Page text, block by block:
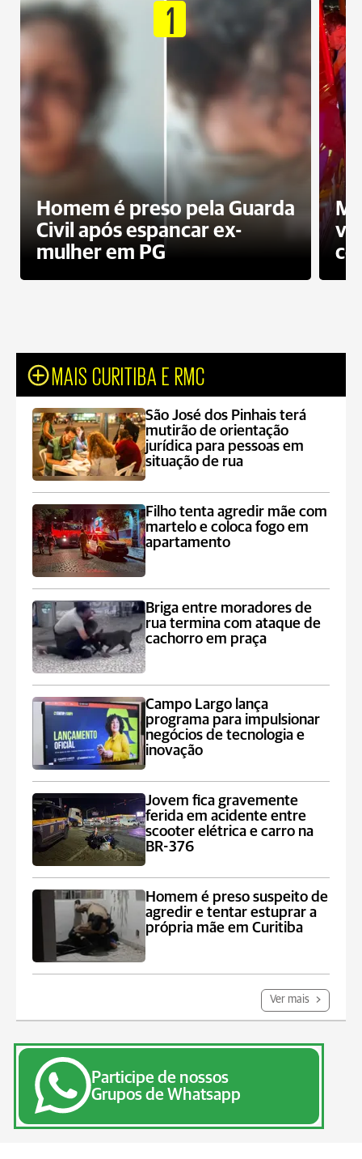
1
Homem é preso pela Guarda
Civil após espancar ex-
mulher em PG
MAIS CURITIBA E RMC
São José dos Pinhais terá
mutirão de orientação
jurídica para pessoas em
situação de rua
Filho tenta agredir mãe com
martelo e coloca fogo em
apartamento
Briga entre moradores de
rua termina com ataque de
cachorro em praça
Campo Largo lança
programa para impulsionar
negócios de tecnologia e
inovação
Jovem fica gravemente
ferida em acidente entre
scooter elétrica e carro na
BR-376
Homem é preso suspeito de
agredir e tentar estuprar a
própria mãe em Curitiba
Ver mais
Participe de nossos
Grupos de Whatsapp